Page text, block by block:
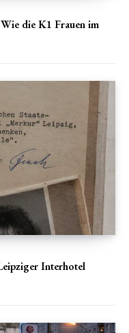
die K1 Frauen im
Interhotel